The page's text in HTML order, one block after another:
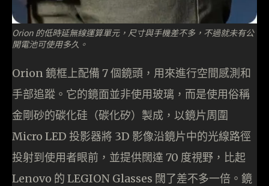
Orion 的低時延無線運算單元，尺寸與手機差不多，不過就未有公
開電池可使用多久。
Orion 鏡框上配備 7 個鏡頭，用來進行空間感測和
手部追蹤。它的鏡面並非使用玻璃，而是使用俗稱
金剛砂的碳化硅（碳化矽）製成，以鏡片周圍
Micro LED 投影器將 3D 影像沿鏡片中的光線路徑
投射到使用者眼前，並提供闊達 70 度視野，比起
Lenovo 的 LEGION Glasses 闊了差不多一倍。鏡